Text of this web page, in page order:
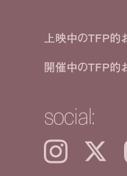
上映中のTFP的
開催中のTFP的
social:
Instagram 𝕏